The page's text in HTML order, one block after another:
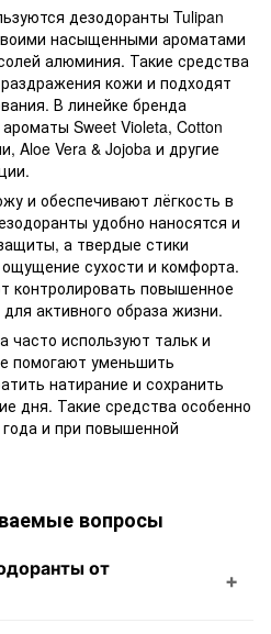
дезодоранты Tulipan
насыщенными ароматами
алюминия. Такие средства
кожи и подходят
В линейке бренда
Sweet Violeta, Cotton
Aloe Vera & Jojoba и другие
и обеспечивают лёгкость в
удобно наносятся и
а твердые стики
сухости и комфорта.
контролировать повышенное
активного образа жизни.
часто используют тальк и
помогают уменьшить
натирание и сохранить
дня. Такие средства особенно
и при повышенной
вопросы
от